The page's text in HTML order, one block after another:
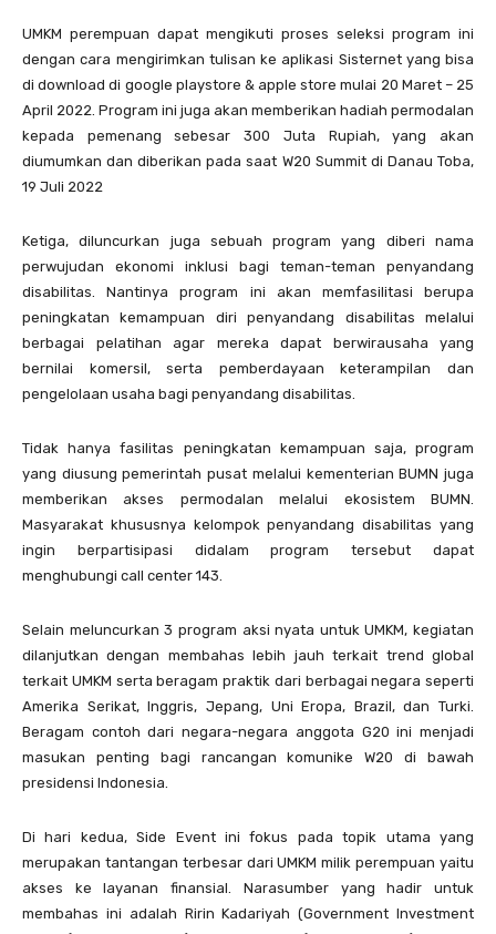
UMKM perempuan dapat mengikuti proses seleksi program ini
dengan cara mengirimkan tulisan ke aplikasi Sisternet yang bisa
di download di google playstore & apple store mulai 20 Maret – 25
April 2022. Program ini juga akan memberikan hadiah permodalan
kepada pemenang sebesar 300 Juta Rupiah, yang akan
diumumkan dan diberikan pada saat W20 Summit di Danau Toba,
19 Juli 2022
Ketiga, diluncurkan juga sebuah program yang diberi nama
perwujudan ekonomi inklusi bagi teman-teman penyandang
disabilitas. Nantinya program ini akan memfasilitasi berupa
peningkatan kemampuan diri penyandang disabilitas melalui
berbagai pelatihan agar mereka dapat berwirausaha yang
bernilai komersil, serta pemberdayaan keterampilan dan
pengelolaan usaha bagi penyandang disabilitas.
Tidak hanya fasilitas peningkatan kemampuan saja, program
yang diusung pemerintah pusat melalui kementerian BUMN juga
memberikan akses permodalan melalui ekosistem BUMN.
Masyarakat khususnya kelompok penyandang disabilitas yang
ingin berpartisipasi didalam program tersebut dapat
menghubungi call center 143.
Selain meluncurkan 3 program aksi nyata untuk UMKM, kegiatan
dilanjutkan dengan membahas lebih jauh terkait trend global
terkait UMKM serta beragam praktik dari berbagai negara seperti
Amerika Serikat, Inggris, Jepang, Uni Eropa, Brazil, dan Turki.
Beragam contoh dari negara-negara anggota G20 ini menjadi
masukan penting bagi rancangan komunike W20 di bawah
presidensi Indonesia.
Di hari kedua, Side Event ini fokus pada topik utama yang
merupakan tantangan terbesar dari UMKM milik perempuan yaitu
akses ke layanan finansial. Narasumber yang hadir untuk
membahas ini adalah Ririn Kadariyah (Government Investment